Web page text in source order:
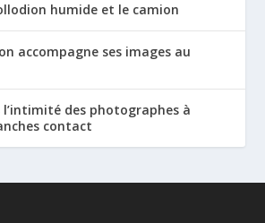
humide et le camion
accompagne ses images au
des photographes à
contact